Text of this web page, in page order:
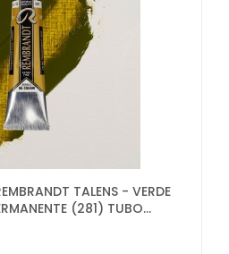
TALENS - VERDE
(281) TUBO...